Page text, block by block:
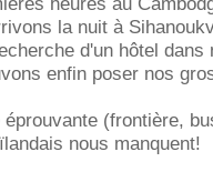
la nuit à
d'un hôtel dans
enfin poser nos
(frontière,
nous manquent!